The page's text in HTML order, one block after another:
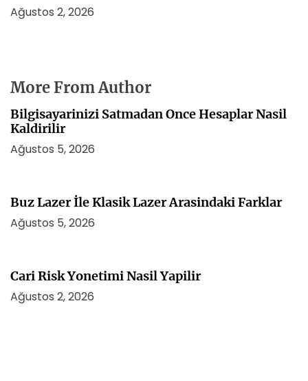
Ağustos 2, 2026
More From Author
Bilgisayarinizi Satmadan Once Hesaplar Nasil
Kaldirilir
Ağustos 5, 2026
Buz Lazer İle Klasik Lazer Arasindaki Farklar
Ağustos 5, 2026
Cari Risk Yonetimi Nasil Yapilir
Ağustos 2, 2026